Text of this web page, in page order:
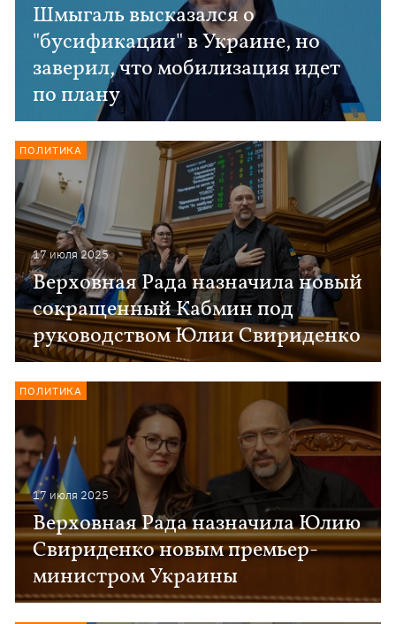
Шмыгаль высказался о
"бусификации" в Украине, но
заверил, что мобилизация идет
по плану
17 июля 2025
Верховная Рада назначила новый
сокращенный Кабмин под
руководством Юлии Свириденко
ПОЛИТИКА
17 июля 2025
Верховная Рада назначила Юлию
Свириденко новым премьер-
министром Украины
ПОЛИТИКА